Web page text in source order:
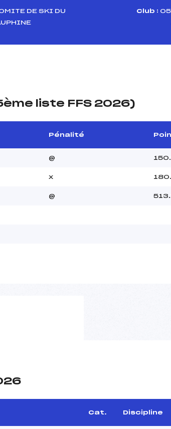
DE SKI DU
Club :
liste FFS 2026)
Pénalité
@
x
@
Cat. Discipline